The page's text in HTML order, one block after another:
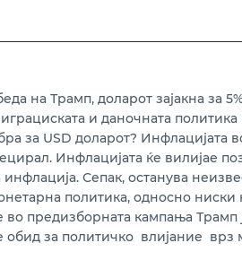
на Трамп, доларот зајакна за
и даночната
за USD доларот? Инфлацијата
Инфлацијата ќе вилијае
Сепак, останува
политика, односно ниски
во предизборната кампања Трамп
за политичко влијание врз